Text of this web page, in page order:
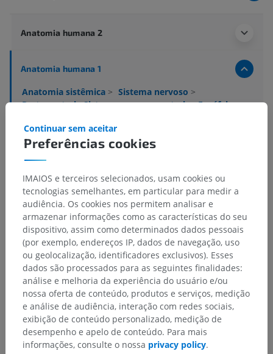
Anatomia humana 2
Anatomia humana 1
Anatomia sistêmica > Sistema nervoso >
Parte central ; Sistema nervoso central> Encéfalo>
Ponte (Ponte de Varólio)
Substância branca> Estria coclear intermédia
subjacente para esta parte anatômica
Neuroanatomia humana
Traduções
Encontrou um erro?
Preferências cookies
Continuar sem aceitar
IMAIOS e terceiros selecionados, usam cookies ou
tecnologias semelhantes, em particular para medir a
audiência. Os cookies nos permitem analisar e
armazenar informações como as características do seu
dispositivo, assim como determinados dados pessoais
(por exemplo, endereços IP, dados de navegação, uso
ou geolocalização, identificadores exclusivos). Esses
dados são processados para as seguintes finalidades:
análise e melhoria da experiência do usuário e/ou
nossa oferta de conteúdo, produtos e serviços, medição
e análise de audiência, interação com redes sociais,
exibição de conteúdo personalizado, medição de
desempenho e apelo de conteúdo. Para mais
informações, consulte o nossa privacy policy.